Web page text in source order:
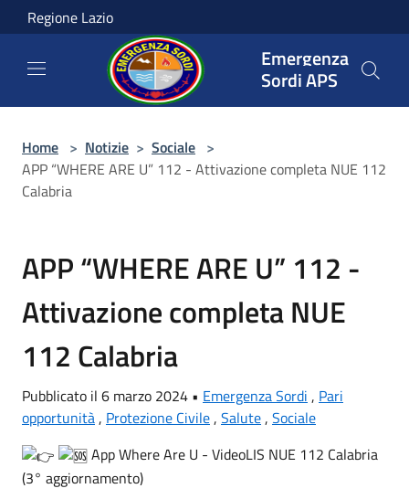
Salta al contenuto principale
Regione Lazio
Emergenza
Sordi APS
Home > Notizie > Sociale >
APP “WHERE ARE U” 112 - Attivazione completa NUE 112
Calabria
APP “WHERE ARE U” 112 -
Attivazione completa NUE
112 Calabria
Pubblicato il 6 marzo 2024 • Emergenza Sordi , Pari
opportunità, Protezione Civile, Salute, Sociale
App Where Are U - VideoLIS NUE 112 Calabria
(3° aggiornamento)